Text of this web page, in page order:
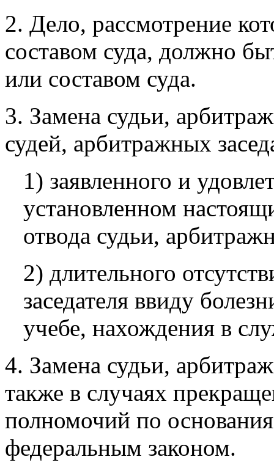
2. Дело, рассмотрение
составом суда, должно
или составом суда.
3. Замена судьи,
судей, арбитражных
1) заявленного и
установленном
отвода судьи,
2) длительного
заседателя ввиду
учебе, нахождения в
4. Замена судьи,
также в случаях
полномочий по
федеральным законом.